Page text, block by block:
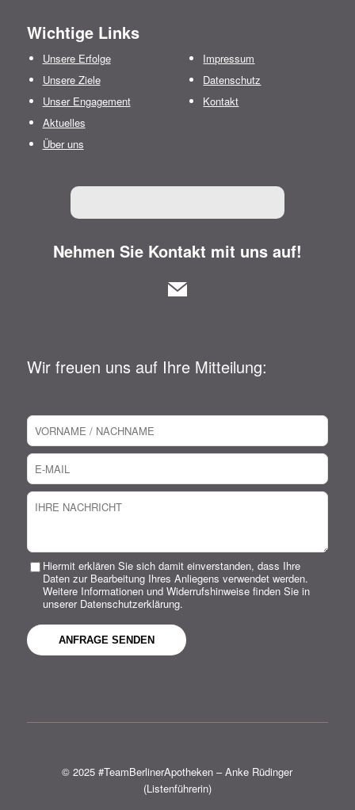
Wichtige Links
Unsere Erfolge
Unsere Ziele
Unser Engagement
Aktuelles
Über uns
Impressum
Datenschutz
Kontakt
Nehmen Sie Kontakt mit uns auf!
Wir freuen uns auf Ihre Mitteilung:
Hiermit erklären Sie sich damit einverstanden, dass Ihre
Daten zur Bearbeitung Ihres Anliegens verwendet werden.
Weitere Informationen und Widerrufshinweise finden Sie in
unserer Datenschutzerklärung.
© 2025 #TeamBerlinerApotheken – Anke Rüdinger
(Listenführerin)